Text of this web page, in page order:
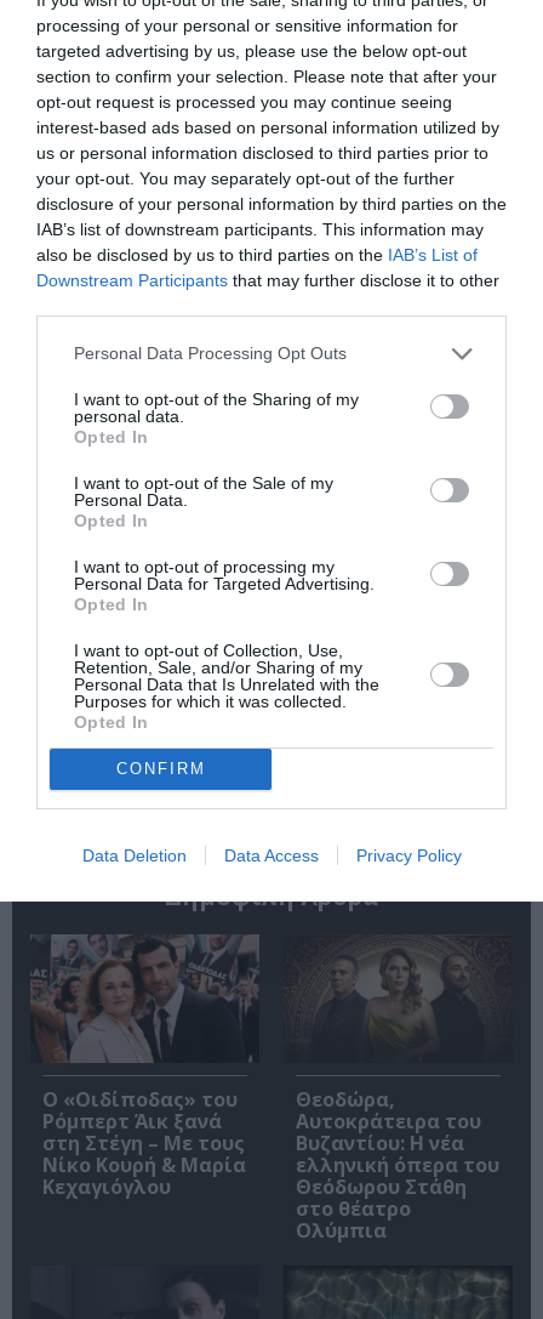
processing of your personal or sensitive information for
targeted advertising by us, please use the below opt-out
section to confirm your selection. Please note that after your
opt-out request is processed you may continue seeing
interest-based ads based on personal information utilized by
us or personal information disclosed to third parties prior to
your opt-out. You may separately opt-out of the further
disclosure of your personal information by third parties on the
IAB’s list of downstream participants. This information may
also be disclosed by us to third parties on the IAB’s List of
Downstream Participants that may further disclose it to other
Personal Data Processing Opt Outs
I want to opt-out of the Sharing of my
personal data.
Opted In
I want to opt-out of the Sale of my
Personal Data.
Opted In
I want to opt-out of processing my
Personal Data for Targeted Advertising.
Opted In
I want to opt-out of Collection, Use,
Retention, Sale, and/or Sharing of my
Personal Data that Is Unrelated with the
Purposes for which it was collected.
Opted In
CONFIRM
Data Deletion Data Access Privacy Policy
Σχετικά Άρθρα
Τα Στενά
Παπούτσια, της
Ζωρζ Σαρή σε
σκηνοθεσία
Αθανασίας
Καλογιάννη στον
Κινηματογράφο
Αθηναία
Παράξενος βυθός –
Ο Ψαράς ο
Ποσειδώνας & η
Αόρατη Γοργόνα,
του Πέτρου Α.
Μια φορά και ένας
λύκος: Η
Κοκκινοσκουφίτσα
στο Ευριπίδειο
Θέατρο Σαλαμίνας
ΚΠΙΣΝ: Park your
Cinema Kids –
Σεπτέμβριος 2026
Δημοφιλή Άρθρα
O «Οιδίποδας» του
Ρόμπερτ Άικ ξανά
στη Στέγη – Με τους
Νίκο Κουρή & Μαρία
Κεχαγιόγλου
Θεοδώρα,
Αυτοκράτειρα του
Βυζαντίου: Η νέα
ελληνική όπερα του
Θεόδωρου Στάθη
στο θέατρο
Ολύμπια